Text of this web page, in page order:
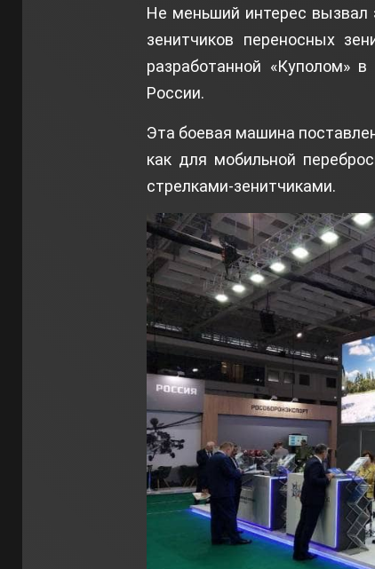
Не меньший интерес вызвал
зенитчиков переносных
разработанной «Куполом»
России.
Эта боевая машина
как для мобильной
стрелками-зенитчиками.